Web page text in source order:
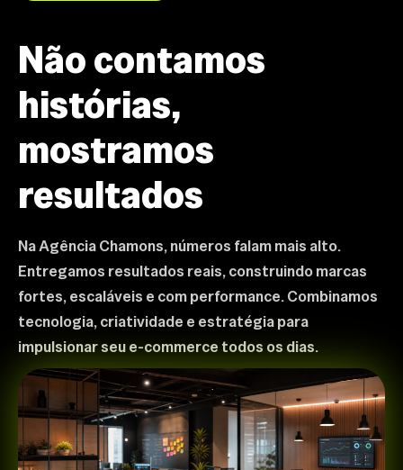
Não contamos
histórias,
mostramos
resultados
Na Agência Chamons, números falam mais alto.
Entregamos resultados reais, construindo marcas
fortes, escaláveis e com performance. Combinamos
tecnologia, criatividade e estratégia para
impulsionar seu e-commerce todos os dias.